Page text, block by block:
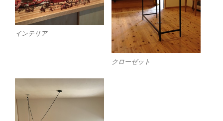
インテリア
クローゼット